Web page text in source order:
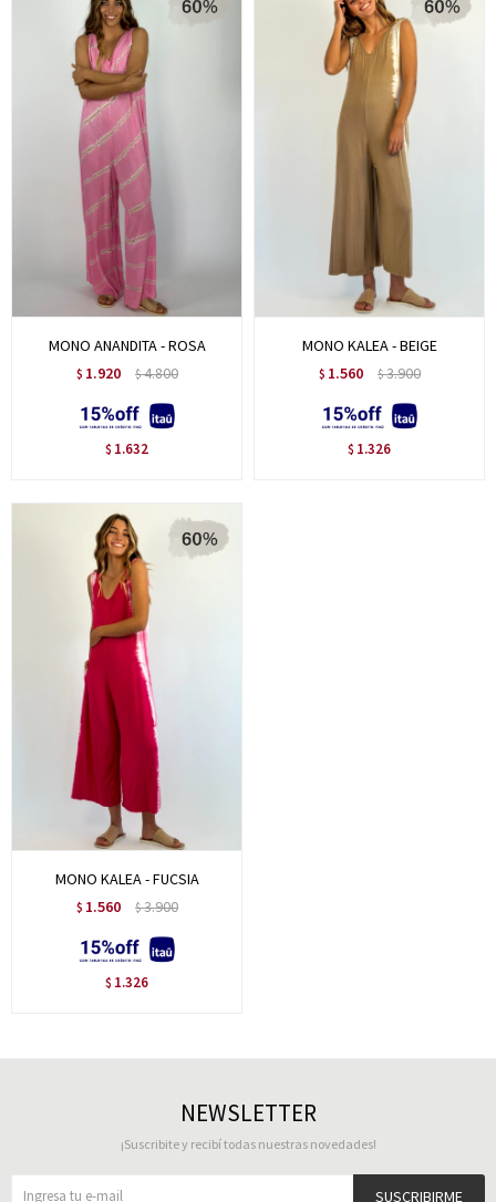
MONO ANANDITA - ROSA
$ 1.920 $4.800
$ 1.632
MONO KALEA - BEIGE
$ 1.560 $3.900
$ 1.326
MONO KALEA - FUCSIA
$ 1.560 $3.900
$ 1.326
NEWSLETTER
¡Suscribite y recibí todas nuestras novedades!
SUSCRIBIRME